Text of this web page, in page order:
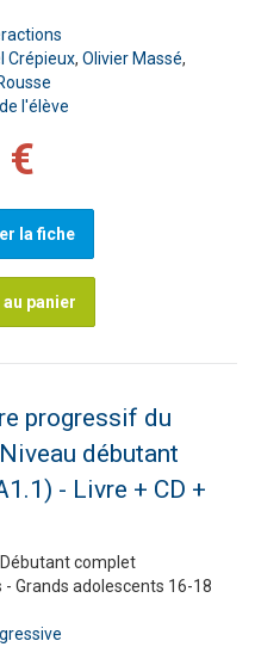
Crépieux, Olivier Massé,
l'élève
la fiche
panier
progressif du
débutant
- Livre + CD +
complet
- Grands adolescents 16-18